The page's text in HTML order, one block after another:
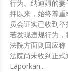
行为。纳迪姆的
押以来，始终尊重司
员会证实已收到
若发现违规行为，将依
法院方面则回应
法院尚未收到正式通知，
Laporkan...